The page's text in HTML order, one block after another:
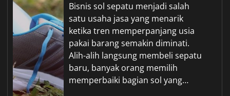
Bisnis sol sepatu menjadi salah
satu usaha jasa yang menarik
ketika tren memperpanjang usia
pakai barang semakin diminati.
Alih-alih langsung membeli sepatu
baru, banyak orang memilih
memperbaiki bagian sol yang…